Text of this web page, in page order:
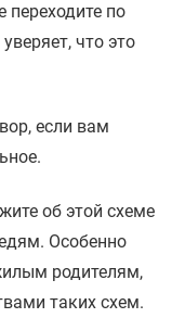
переходите по
что это
если вам
об этой схеме
Особенно
родителям,
таких схем.